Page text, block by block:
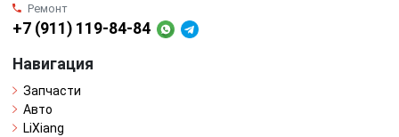
Ремонт
+7 (911) 119-84-84
Навигация
Запчасти
Авто
LiXiang